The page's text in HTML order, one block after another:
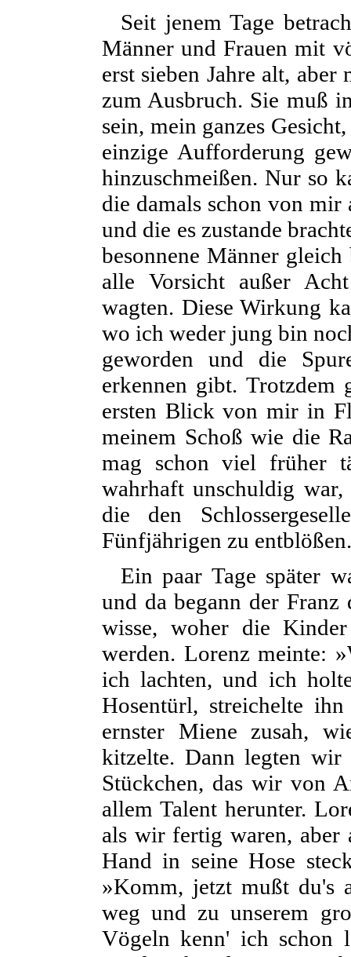
Seit jenem Tage
Männer und Frauen mit
erst sieben Jahre alt,
zum Ausbruch. Sie muß
sein, mein ganzes
einzige Aufforderung
hinzuschmeißen. Nur so
die damals schon von
und die es zustande
besonnene Männer
alle Vorsicht außer
wagten. Diese Wirkung
wo ich weder jung bin
geworden und die
erkennen gibt. Trotzdem
ersten Blick von mir in
meinem Schoß wie die
mag schon viel früher
wahrhaft unschuldig
die den
Fünfjährigen zu entblößen.
Ein paar Tage später
und da begann der
wisse, woher die
werden. Lorenz meinte:
ich lachten, und ich
Hosentürl, streichelte
ernster Miene zusah,
kitzelte. Dann legten wir
Stückchen, das wir von
allem Talent herunter.
als wir fertig waren, aber
Hand in seine Hose
»Komm, jetzt mußt du's
weg und zu unserem
Vögeln kenn' ich schon